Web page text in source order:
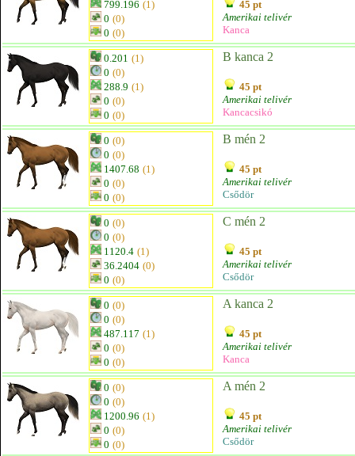
799.196 (1)
0 (0)
0 (0)
45 pt
Amerikai telivér
Kanca
0.201 (1)
0 (0)
288.9 (1)
0 (0)
0 (0)
B kanca 2
45 pt
Amerikai telivér
Kancacsikó
0 (0)
0 (0)
1407.68 (1)
0 (0)
0 (0)
B mén 2
45 pt
Amerikai telivér
Csődör
0 (0)
0 (0)
1120.4 (1)
36.2404 (0)
0 (0)
C mén 2
45 pt
Amerikai telivér
Csődör
0 (0)
0 (0)
487.117 (1)
0 (0)
0 (0)
A kanca 2
45 pt
Amerikai telivér
Kanca
0 (0)
0 (0)
1200.96 (1)
0 (0)
0 (0)
A mén 2
45 pt
Amerikai telivér
Csődör